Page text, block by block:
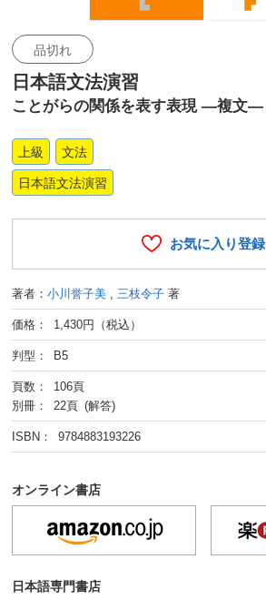
品切れ
日本語文法演習
ことがらの関係を表す表現 ―複文―
上級 文法
日本語文法演習
お気に入り登録
著者：小川誉子美 ,三枝令子 著
価格： 1,430円（税込）
判型： B5
頁数： 106頁
別冊： 22頁 (解答)
ISBN： 9784883193226
オンライン書店
日本語専門書店